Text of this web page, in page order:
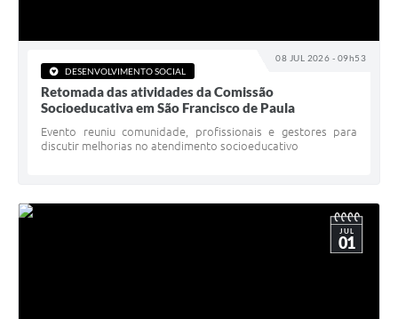
08 JUL 2026 - 09h53
DESENVOLVIMENTO SOCIAL
Retomada das atividades da Comissão
Socioeducativa em São Francisco de Paula
Evento reuniu comunidade, profissionais e gestores para
discutir melhorias no atendimento socioeducativo
JUL
01